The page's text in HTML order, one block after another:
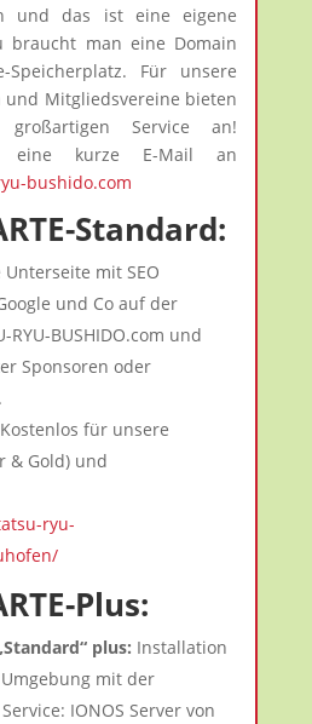
und das ist eine eigene
braucht man eine Domain
Für unsere
und Mitgliedsvereine bieten
Service an!
eine kurze E-Mail an
bushido.com
Standard:
Unterseite mit SEO
und Co auf der
RYU-BUSHIDO.com und
Sponsoren oder
Kostenlos für unsere
& Gold) und
ryu-
Plus:
plus: Installation
mit der
IONOS Server von